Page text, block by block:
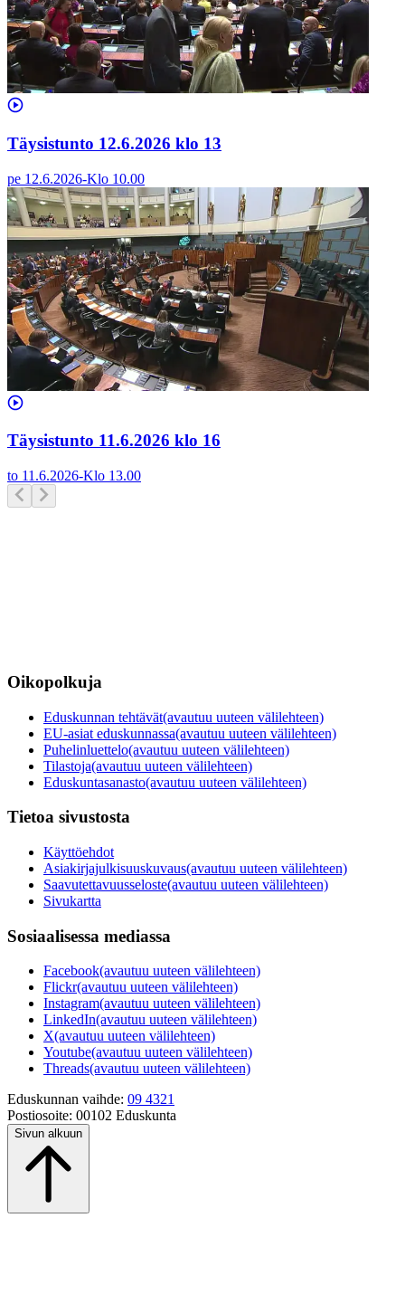
Täysistunto 12.6.2026 klo 13
pe 12.6.2026-Klo 10.00
Täysistunto 11.6.2026 klo 16
to 11.6.2026-Klo 13.00
Oikopolkuja
Eduskunnan tehtävät(avautuu uuteen välilehteen)
EU-asiat eduskunnassa(avautuu uuteen välilehteen)
Puhelinluettelo(avautuu uuteen välilehteen)
Tilastoja(avautuu uuteen välilehteen)
Eduskuntasanasto(avautuu uuteen välilehteen)
Tietoa sivustosta
Käyttöehdot
Asiakirjajulkisuuskuvaus(avautuu uuteen välilehteen)
Saavutettavuusseloste(avautuu uuteen välilehteen)
Sivukartta
Sosiaalisessa mediassa
Facebook(avautuu uuteen välilehteen)
Flickr(avautuu uuteen välilehteen)
Instagram(avautuu uuteen välilehteen)
LinkedIn(avautuu uuteen välilehteen)
X(avautuu uuteen välilehteen)
Youtube(avautuu uuteen välilehteen)
Threads(avautuu uuteen välilehteen)
Eduskunnan vaihde: 09 4321
Postiosoite: 00102 Eduskunta
Sivun alkuun